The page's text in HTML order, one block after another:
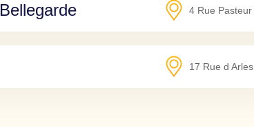
4 Rue Pasteur
17 Rue d Arles